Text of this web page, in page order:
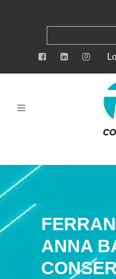
ANNA